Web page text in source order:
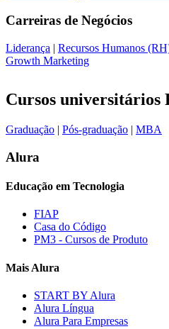
Carreiras de Negócios
Liderança | Recursos Humanos
Growth Marketing
Cursos universitários
Graduação | Pós-graduação | MBA
Alura
Educação em Tecnologia
FIAP
Casa do Código
PM3 - Cursos de Produto
Mais Alura
START BY Alura
Alura Língua
Alura Para Empresas